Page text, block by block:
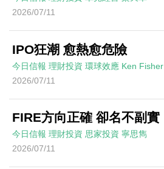
2026/07/11
IPO狂潮 愈熱愈危險
今日信報 理財投資 環球效應 Ken Fisher
2026/07/11
FIRE方向正確 卻名不副實
今日信報 理財投資 思家投資 寧思雋
2026/07/11